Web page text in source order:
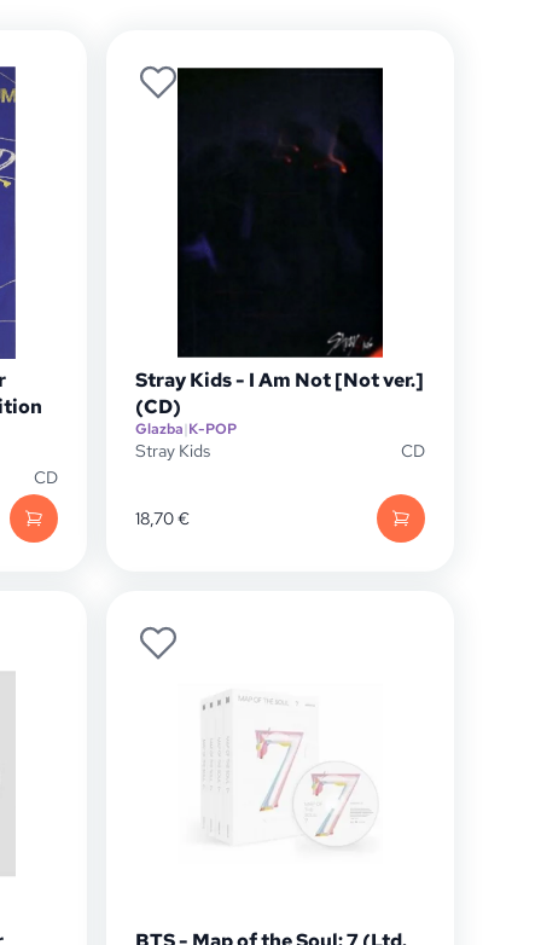
CD
Stray Kids - I Am Not [Not ver.]
(CD)
Glazba|K-POP
Stray Kids CD
18,70€